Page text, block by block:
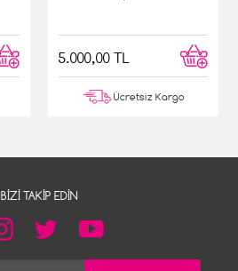
5.000,00 TL
Ücretsiz Kargo
BIZI TAKIP EDIN